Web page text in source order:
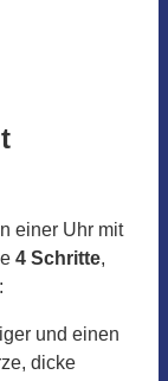
einer Uhr mit
4 Schritte,
und einen
dicke